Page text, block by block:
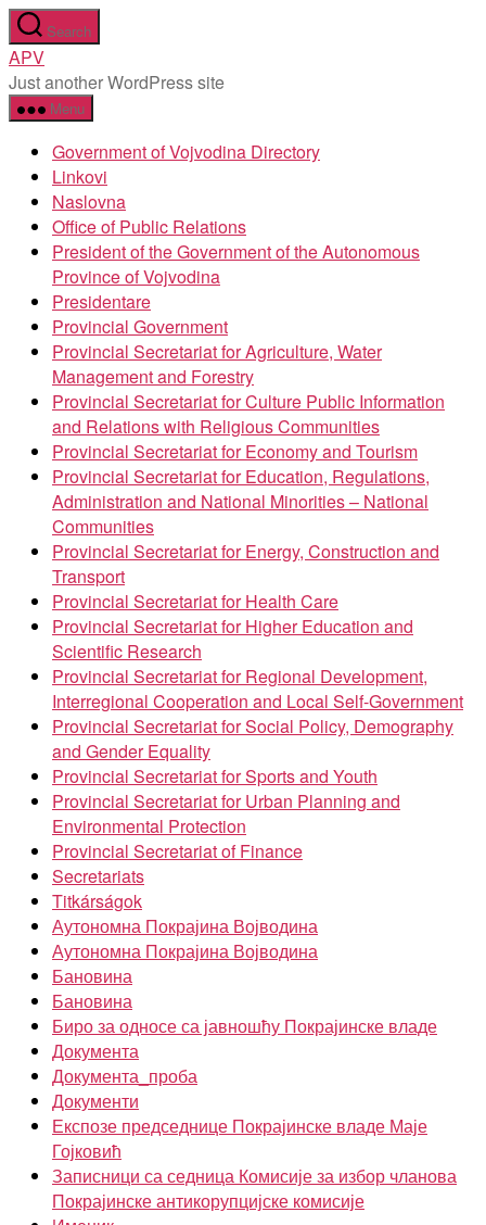
Skip
to
the
content
Search
APV
Just another WordPress site
Menu
Government of Vojvodina Directory
Linkovi
Naslovna
Office of Public Relations
President of the Government of the Autonomous
Province of Vojvodina
Presidentare
Provincial Government
Provincial Secretariat for Agriculture, Water
Management and Forestry
Provincial Secretariat for Culture Public Information
and Relations with Religious Communities
Provincial Secretariat for Economy and Tourism
Provincial Secretariat for Education, Regulations,
Administration and National Minorities – National
Communities
Provincial Secretariat for Energy, Construction and
Transport
Provincial Secretariat for Health Care
Provincial Secretariat for Higher Education and
Scientific Research
Provincial Secretariat for Regional Development,
Interregional Cooperation and Local Self-Government
Provincial Secretariat for Social Policy, Demography
and Gender Equality
Provincial Secretariat for Sports and Youth
Provincial Secretariat for Urban Planning and
Environmental Protection
Provincial Secretariat of Finance
Secretariats
Titkárságok
Аутономна Покрајина Војводина
Аутономна Покрајина Војводина
Бановина
Бановина
Биро за односе са јавношћу Покрајинске владе
Документа
Документа_проба
Документи
Експозе председнице Покрајинске владе Маје
Гојковић
Записници са седница Комисије за избор чланова
Покрајинске антикорупцијске комисије